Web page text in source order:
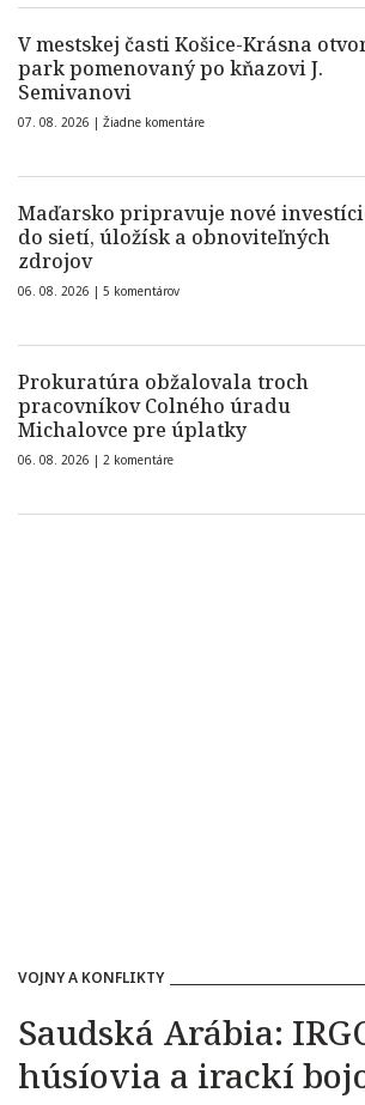
V mestskej časti Košice-Krásna
park pomenovaný po kňazovi J.
Semivanovi
07. 08. 2026 | Žiadne komentáre
Maďarsko pripravuje nové
do sietí, úložísk a obnoviteľných
zdrojov
06. 08. 2026 | 5 komentárov
Prokuratúra obžalovala troch
pracovníkov Colného úradu
Michalovce pre úplatky
06. 08. 2026 | 2 komentáre
VOJNY A KONFLIKTY
Saudská Arábia:
húsíovia a irackí